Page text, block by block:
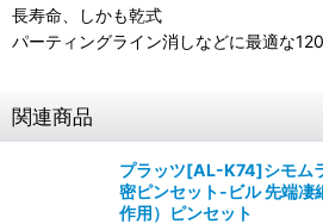
長寿命、しかも乾式
パーティングライン消しなどに最適な
関連商品
プラッツ[AL-K74]シモム
密ピンセット-ビル 先端凄
作用）ピンセット